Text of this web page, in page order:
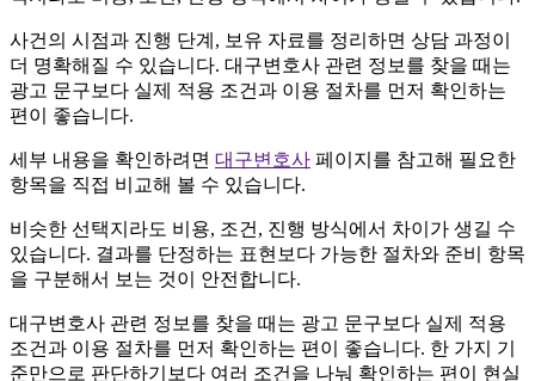
사건의 시점과 진행 단계, 보유 자료를 정리하면 상담 과정이
더 명확해질 수 있습니다. 대구변호사 관련 정보를 찾을 때는
광고 문구보다 실제 적용 조건과 이용 절차를 먼저 확인하는
편이 좋습니다.
세부 내용을 확인하려면 대구변호사 페이지를 참고해 필요한
항목을 직접 비교해 볼 수 있습니다.
비슷한 선택지라도 비용, 조건, 진행 방식에서 차이가 생길 수
있습니다. 결과를 단정하는 표현보다 가능한 절차와 준비 항목
을 구분해서 보는 것이 안전합니다.
대구변호사 관련 정보를 찾을 때는 광고 문구보다 실제 적용
조건과 이용 절차를 먼저 확인하는 편이 좋습니다. 한 가지 기
준만으로 판단하기보다 여러 조건을 나눠 확인하는 편이 현실